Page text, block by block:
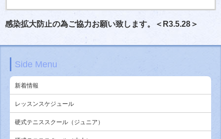
感染拡大防止の為ご協力お願い致します。＜R3.5.28＞
Side Menu
新着情報
レッスンスケジュール
硬式テニススクール（ジュニア）